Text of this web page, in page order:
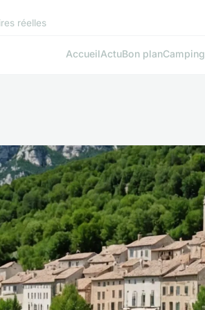
réelles
AccueilActuBon planCamping